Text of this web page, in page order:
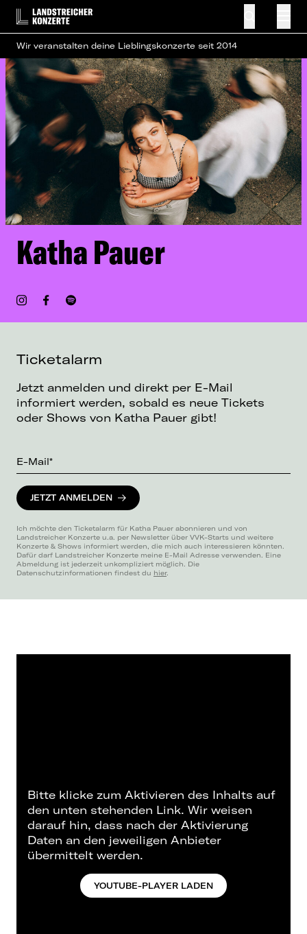
Wir veranstalten deine Lieblingskonzerte seit 2014
Katha Pauer
Ticketalarm
Jetzt anmelden und direkt per E-Mail
informiert werden, sobald es neue Tickets
oder Shows von Katha Pauer gibt!
E-Mail*
JETZT ANMELDEN
Ich möchte den Ticketalarm für Katha Pauer abonnieren und von
Landstreicher Konzerte u.a. per Newsletter über VVK-Starts und weitere
Konzerte & Shows informiert werden, die mich auch interessieren könnten.
Dafür darf Landstreicher Konzerte meine E-Mail Adresse verwenden. Eine
Abmeldung ist jederzeit unkompliziert möglich. Die
Datenschutzinformationen findest du hier.
Bitte klicke zum Aktivieren des Inhalts auf
den unten stehenden Link. Wir weisen
darauf hin, dass nach der Aktivierung
Daten an den jeweiligen Anbieter
übermittelt werden.
YOUTUBE-PLAYER LADEN